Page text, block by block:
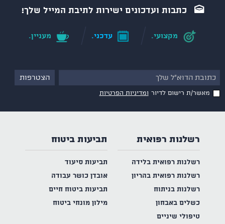
כתבות ועדכונים ישירות לתיבת המייל שלך!
מקצועי. עדכני. מעניין.
מאשר/ת רישום לדיור ומדיניות הפרטיות
רשלנות רפואית
רשלנות רפואית בלידה
רשלנות רפואית בהריון
רשלנות בניתוח
כשלים באבחון
טיפולי שיניים
תביעות ביטוח
תביעות סיעוד
אובדן כושר עבודה
תביעות ביטוח חיים
מילון מונחי ביטוח